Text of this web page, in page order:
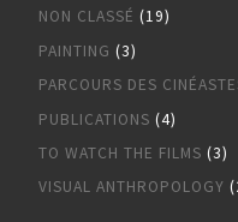
NON CLASSÉ (19)
PAINTING (3)
PARCOURS DES
PUBLICATIONS (4)
TO WATCH THE FILMS (3)
VISUAL ANTHROPOLOGY